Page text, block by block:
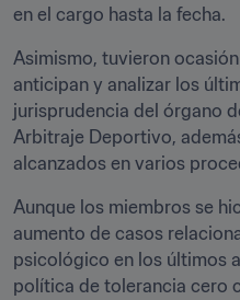
en el cargo hasta la fecha.
Asimismo, tuvieron
anticipan y analizar los
jurisprudencia del órgano
Arbitraje Deportivo,
alcanzados en varios
Aunque los miembros se
aumento de casos
psicológico en los últimos
política de tolerancia cero